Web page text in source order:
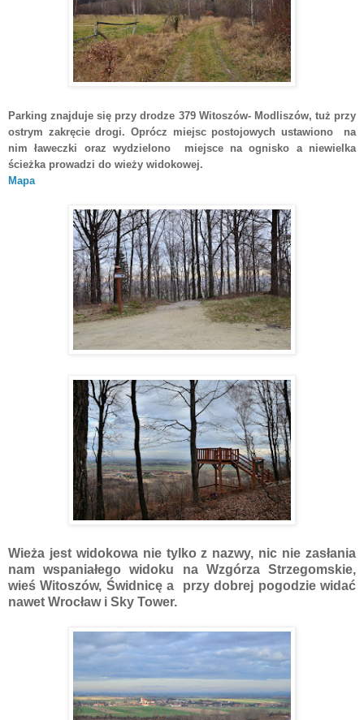
Parking znajduje się przy drodze 379 Witoszów- Modliszów, tuż przy
ostrym zakręcie drogi. Oprócz miejsc postojowych ustawiono na
nim ławeczki oraz wydzielono miejsce na ognisko a niewielka
ścieżka prowadzi do wieży widokowej.
Mapa
Wieża jest widokowa nie tylko z nazwy, nic nie zasłania
nam wspaniałego widoku na Wzgórza Strzegomskie,
wieś Witoszów, Świdnicę a przy dobrej pogodzie widać
nawet Wrocław i Sky Tower.